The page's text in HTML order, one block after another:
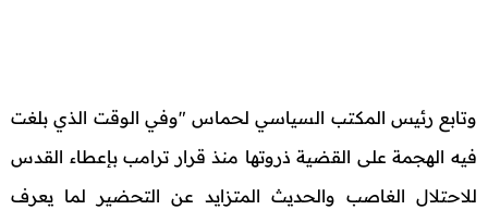
وتابع رئيس المكتب السياسي لحماس "وفي الوقت الذي بلغت
فيه الهجمة على القضية ذروتها منذ قرار ترامب بإعطاء القدس
للاحتلال الغاصب والحديث المتزايد عن التحضير لما يعرف